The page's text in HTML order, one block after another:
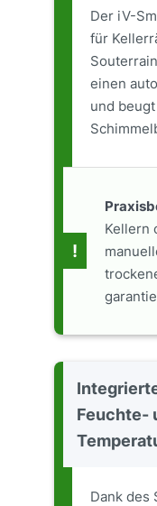
Der iV-
für
einen
und
!
Kellern
Feuchte-
Dank des